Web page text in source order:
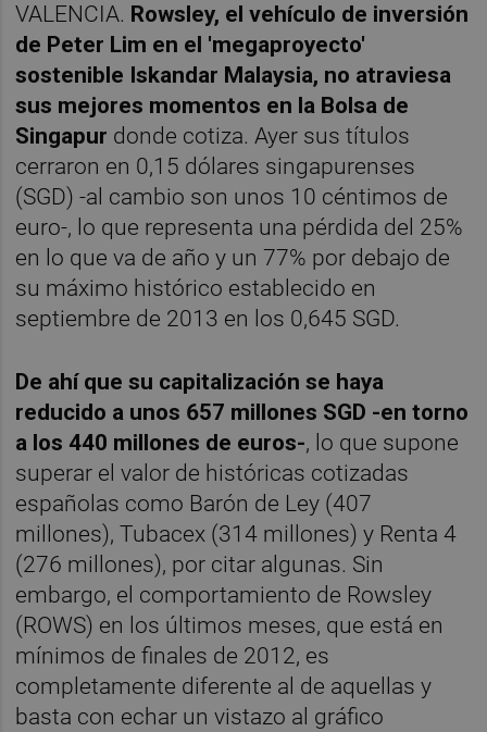
VALENCIA. Rowsley, el vehículo de inversión
de Peter Lim en el 'megaproyecto'
sostenible Iskandar Malaysia, no atraviesa
sus mejores momentos en la Bolsa de
Singapur donde cotiza. Ayer sus títulos
cerraron en 0,15 dólares singapurenses
(SGD) -al cambio son unos 10 céntimos de
euro-, lo que representa una pérdida del 25%
en lo que va de año y un 77% por debajo de
su máximo histórico establecido en
septiembre de 2013 en los 0,645 SGD.
De ahí que su capitalización se haya
reducido a unos 657 millones SGD -en torno
a los 440 millones de euros-, lo que supone
superar el valor de históricas cotizadas
españolas como Barón de Ley (407
millones), Tubacex (314 millones) y Renta 4
(276 millones), por citar algunas. Sin
embargo, el comportamiento de Rowsley
(ROWS) en los últimos meses, que está en
mínimos de finales de 2012, es
completamente diferente al de aquellas y
basta con echar un vistazo al gráfico